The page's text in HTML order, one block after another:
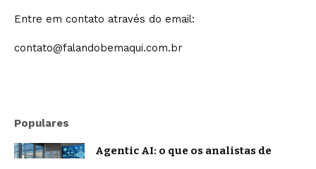
Entre em contato através do email:
contato@falandobemaqui.com.br
Populares
Agentic AI: o que os analistas de